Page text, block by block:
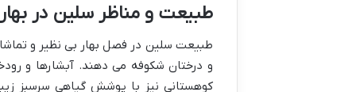
طبیعت و مناظر سلین در
طبیعت سلین در فصل بهار بی نظیر و
و درختان شکوفه می دهند. آبشارها و
کوهستانی نیز با پوشش گیاهی سرسبز